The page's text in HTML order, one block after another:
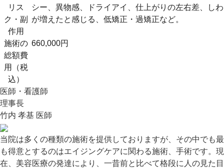
リス
ク・副
作用
シー、異物感、ドライアイ、仕上がりの左右差、しわ
が増えたと感じる、低矯正・過矯正など。
施術の
総額費
用（税
込）
660,000円
医師・看護師
理事長
竹内 孝基 医師
当院は多くの種類の施術を提供しておりますが、その中でも最
も得意とするのはエイジングケアに関わる施術、手術です。現
在、美容医療の発達により、一昔前と比べて格段に人の見た目